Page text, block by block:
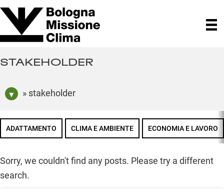
STAKEHOLDER
» stakeholder
ADATTAMENTO CLIMA E AMBIENTE ECONOMIA E LAVORO
Sorry, we couldn't find any posts. Please try a different
search.